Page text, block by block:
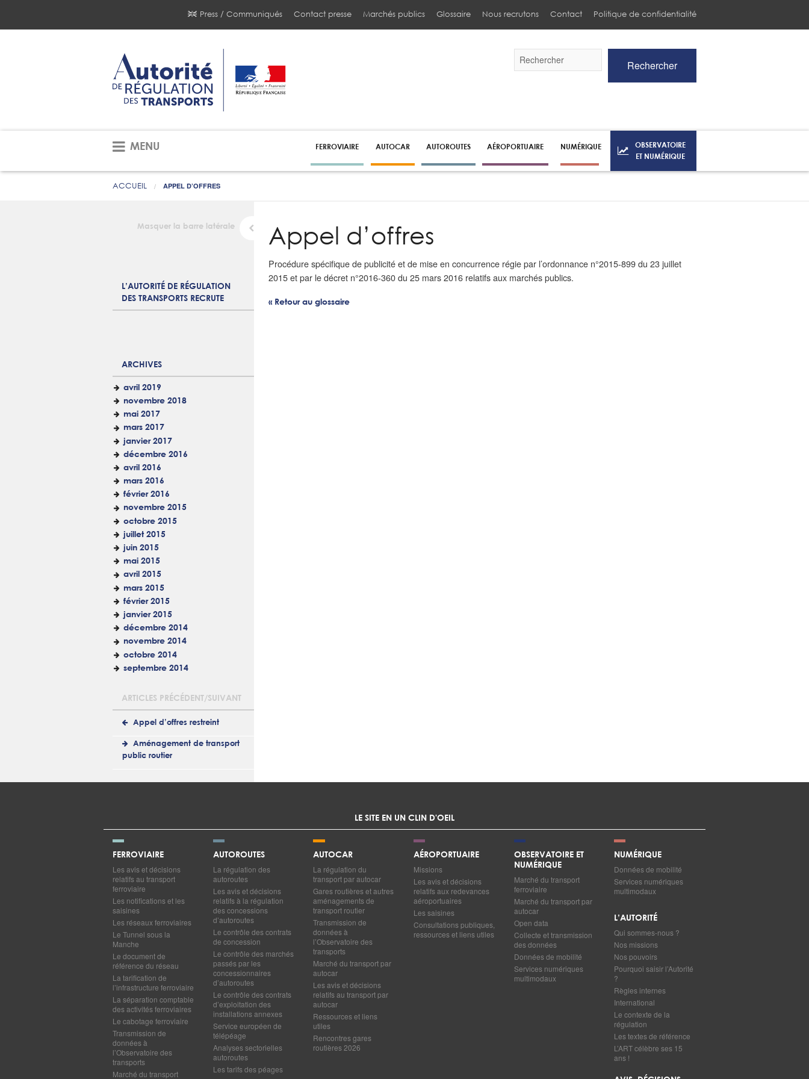
Press / Communiqués Contact presse Marchés publics Glossaire Nous recrutons Contact Politique de confidentialité
par
la
Rechercher
FERROVIAIRE AUTOCAR AUTOROUTES AÉROPORTUAIRE NUMÉRIQUE
OBSERVATOIRE
ET NUMÉRIQUE
MENU
ACCUEIL APPEL D’OFFRES
Masquer la barre latérale
L’AUTORITÉ DE RÉGULATION
DES TRANSPORTS RECRUTE
ARCHIVES
avril 2019
novembre 2018
mai 2017
mars 2017
janvier 2017
décembre 2016
avril 2016
mars 2016
février 2016
novembre 2015
octobre 2015
juillet 2015
juin 2015
mai 2015
avril 2015
mars 2015
février 2015
janvier 2015
décembre 2014
novembre 2014
octobre 2014
septembre 2014
ARTICLES PRÉCÉDENT/SUIVANT
Appel d’offres restreint
Aménagement de transport
public routier
Appel d’offres
Procédure spécifique de publicité et de mise en concurrence régie par l’ordonnance n°2015-899 du 23 juillet
2015 et par le décret n°2016-360 du 25 mars 2016 relatifs aux marchés publics.
« Retour au glossaire
LE SITE EN UN CLIN D'OEIL
FERROVIAIRE
Les avis et décisions
relatifs au transport
ferroviaire
Les notifications et les
saisines
Les réseaux ferroviaires
Le Tunnel sous la
Manche
Le document de
référence du réseau
La tarification de
l’infrastructure ferroviaire
La séparation comptable
des activités ferroviaires
Le cabotage ferroviaire
Transmission de
données à
l’Observatoire des
transports
Marché du transport
AUTOROUTES
La régulation des
autoroutes
Les avis et décisions
relatifs à la régulation
des concessions
d’autoroutes
Le contrôle des contrats
de concession
Le contrôle des marchés
passés par les
concessionnaires
d’autoroutes
Le contrôle des contrats
d’exploitation des
installations annexes
Service européen de
télépéage
Analyses sectorielles
autoroutes
Les tarifs des péages
AUTOCAR
La régulation du
transport par autocar
Gares routières et autres
aménagements de
transport routier
Transmission de
données à
l’Observatoire des
transports
Marché du transport par
autocar
Les avis et décisions
relatifs au transport par
autocar
Ressources et liens
utiles
Rencontres gares
routières 2026
AÉROPORTUAIRE
Missions
Les avis et décisions
relatifs aux redevances
aéroportuaires
Les saisines
Consultations publiques,
ressources et liens utiles
OBSERVATOIRE ET
NUMÉRIQUE
Marché du transport
ferroviaire
Marché du transport par
autocar
Open data
Collecte et transmission
des données
Données de mobilité
Services numériques
multimodaux
NUMÉRIQUE
Données de mobilité
Services numériques
multimodaux
L’AUTORITÉ
Qui sommes-nous ?
Nos missions
Nos pouvoirs
Pourquoi saisir l’Autorité
?
Règles internes
International
Le contexte de la
régulation
Les textes de référence
L’ART célèbre ses 15
ans !